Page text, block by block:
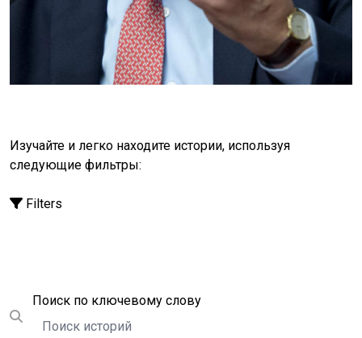
повсюду занимали активную позицию. Когда мы
защищаем самых уязвимых, когда мы не
отворачиваемся, когда мы поддерживаем
институты, которые защищают нас, мы сохраняем
права человека живыми.Наши права никогда не
достоинства и свободы каждого человека.
Изучайте и легко находите истории, используя
следующие фильтры:
Filters
Submit search
Поиск по ключевому словуПоиск